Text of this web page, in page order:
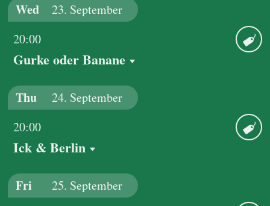
Wed 23. September
20:00
Gurke oder Banane
Thu 24. September
20:00
Ick & Berlin
Fri 25. September